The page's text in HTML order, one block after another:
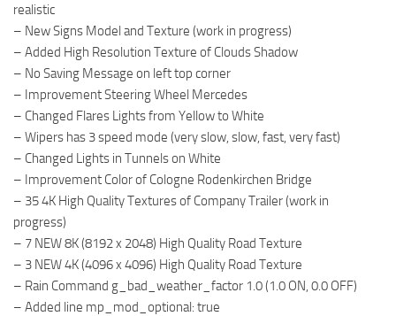
realistic
– New Signs Model and Texture (work in progress)
– Added High Resolution Texture of Clouds Shadow
– No Saving Message on left top corner
– Improvement Steering Wheel Mercedes
– Changed Flares Lights from Yellow to White
– Wipers has 3 speed mode (very slow, slow, fast, very fast)
– Changed Lights in Tunnels on White
– Improvement Color of Cologne Rodenkirchen Bridge
– 35 4K High Quality Textures of Company Trailer (work in
progress)
– 7 NEW 8K (8192 x 2048) High Quality Road Texture
– 3 NEW 4K (4096 x 4096) High Quality Road Texture
– Rain Command g_bad_weather_factor 1.0 (1.0 ON, 0.0 OFF)
– Added line mp_mod_optional: true